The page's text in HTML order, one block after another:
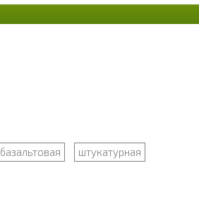
базальтовая штукатурная